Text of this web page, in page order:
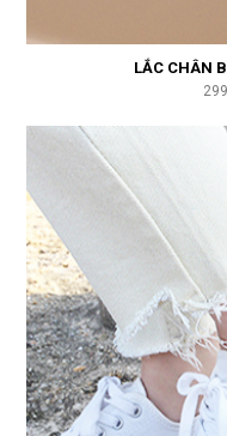
LẮC CHÂN